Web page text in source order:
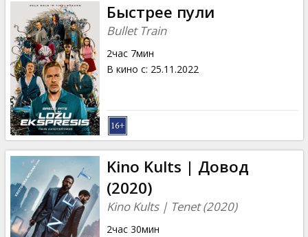
Быстрее пули
Bullet Train
2час 7мин
В кино с: 25.11.2022
Kino Kults | Довод
(2020)
Kino Kults | Tenet (2020)
2час 30мин